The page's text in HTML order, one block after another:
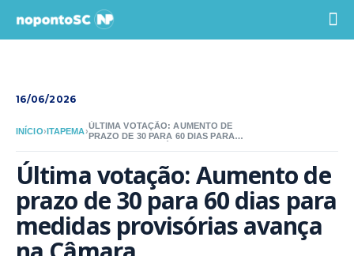
16/06/2026
INÍCIO›ITAPEMA›
ÚLTIMA VOTAÇÃO: AUMENTO DE
PRAZO DE 30 PARA 60 DIAS PARA
Última votação: Aumento de
prazo de 30 para 60 dias para
medidas provisórias avança